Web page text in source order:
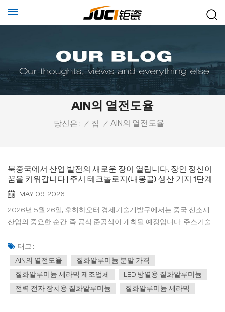
AlN의 열전도율
당신은 : / 집 / AlN의 열전도율
북중국에서 산업 발전의 새로운 장이 열립니다. 장인 정신이
꿈을 키워갑니다 | 주시 테크놀로지(내몽골) 생산 기지 1단계
개장이 임박했습니다
MAY 09, 2026
2026년 5월 26일, 후허하오터 경제기술개발구에서는 중국 신소재
산업의 중요한 순간, 즉 공식 준공식이 개최될 예정입니다. 주스기술
(내몽골) 생산기지 1단계. 내몽골 생산기지는 주스기술샤먼 본사에
이어 가장 중요한 전략적 배치인 이 프로젝트는 총 8억 위안을 투자하
여 연간 5,000톤의 고순도 질화물 전자 세...
태그 :
AlN의 열전도율
질화알루미늄 분말 가격
질화알루미늄 세라믹 제조업체
LED 방열용 질화알루미늄
전력 전자 장치용 질화알루미늄
질화알루미늄 세라믹